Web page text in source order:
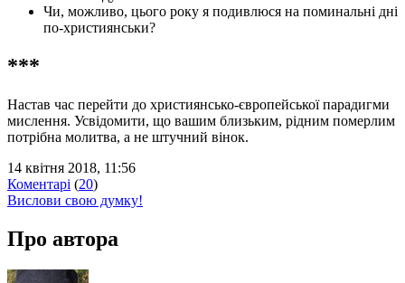
Чи, можливо, цього року я подивлюся на поминальні дні
по-християнськи?
***
Настав час перейти до християнсько-європейської парадигми
мислення. Усвідомити, що вашим близьким, рідним померлим
потрібна молитва, а не штучний вінок.
14 квітня 2018, 11:56
Коментарі (20)
Вислови свою думку!
Про автора